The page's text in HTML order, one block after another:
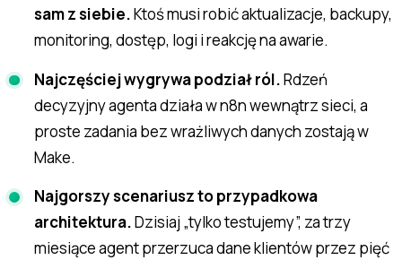
sam z siebie.Ktoś musi robić aktualizacje, backupy,
monitoring, dostęp, logi i reakcję na awarie.
Najczęściej wygrywa podział ról.Rdzeń
decyzyjny agenta działa w n8n wewnątrz sieci, a
proste zadania bez wrażliwych danych zostają w
Make.
Najgorszy scenariusz to przypadkowa
architektura.Dzisiaj „tylko testujemy”, za trzy
miesiące agent przerzuca dane klientów przez pięć